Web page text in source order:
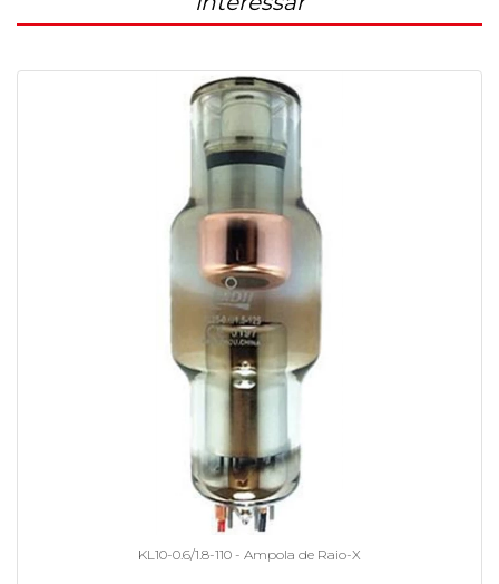
KL10-0.6/1.8-110 - Ampola de Raio-X